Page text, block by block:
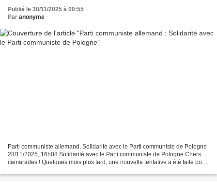
Publié le 30/11/2025 à 00:55
Par anonyme
Parti communiste allemand, Solidarité avec le Parti communiste de Pologne
28/11/2025, 16h08 Solidarité avec le Parti communiste de Pologne Chers
camarades ! Quelques mois plus tard, une nouvelle tentative a été faite pour